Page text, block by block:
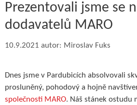
Prezentovali jsme se
dodavatelů MARO
10.9.2021 autor: Miroslav Fuks
Dnes jsme v Pardubicích absolvovali
prosluněný, pohodový a hojně
společnosti MARO. Náš stánek ostudu